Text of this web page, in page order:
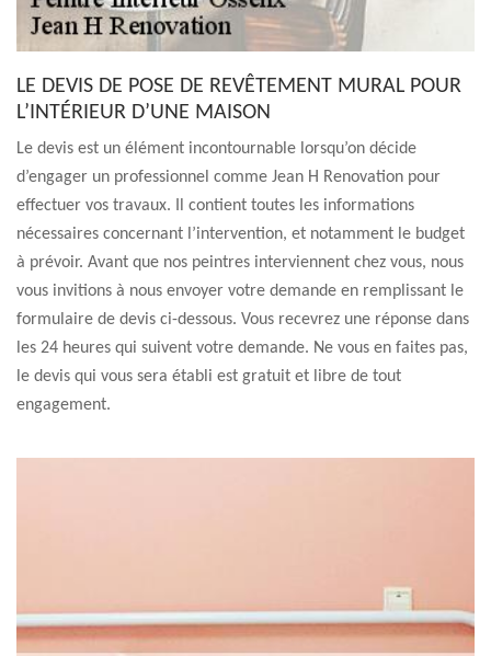
LE DEVIS DE POSE DE REVÊTEMENT MURAL POUR
L’INTÉRIEUR D’UNE MAISON
Le devis est un élément incontournable lorsqu’on décide
d’engager un professionnel comme Jean H Renovation pour
effectuer vos travaux. Il contient toutes les informations
nécessaires concernant l’intervention, et notamment le budget
à prévoir. Avant que nos peintres interviennent chez vous, nous
vous invitions à nous envoyer votre demande en remplissant le
formulaire de devis ci-dessous. Vous recevrez une réponse dans
les 24 heures qui suivent votre demande. Ne vous en faites pas,
le devis qui vous sera établi est gratuit et libre de tout
engagement.